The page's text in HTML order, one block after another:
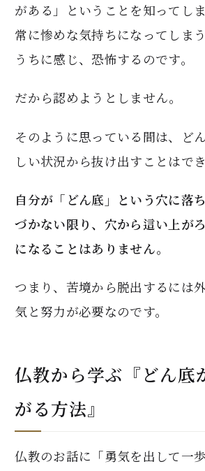
がある」ということを知ってし
常に惨めな気持ちになってしま
うちに感じ、恐怖するのです。
だから認めようとしません。
そのように思っている間は、ど
しい状況から抜け出すことはで
自分が「どん底」という穴に落
づかない限り、穴から這い上が
になることはありません。
つまり、苦境から脱出するには
気と努力が必要なのです。
仏教から学ぶ『どん底
がる方法』
仏教のお話に「勇気を出して一